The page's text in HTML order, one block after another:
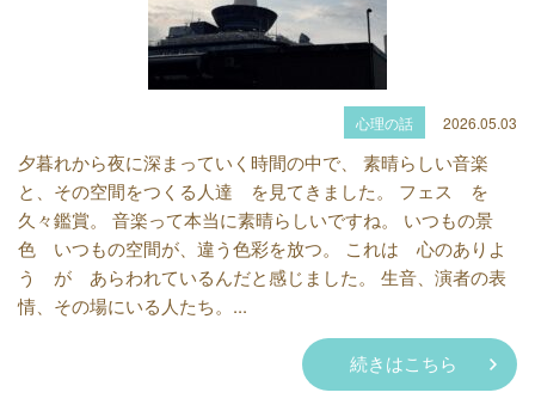
心理の話 2026.05.03
夕暮れから夜に深まっていく時間の中で、 素晴らしい音楽
と、その空間をつくる人達 を見てきました。 フェス を
久々鑑賞。 音楽って本当に素晴らしいですね。 いつもの景
色 いつもの空間が、違う色彩を放つ。 これは 心のありよ
う が あらわれているんだと感じました。 生音、演者の表
情、その場にいる人たち。...
続きはこちら